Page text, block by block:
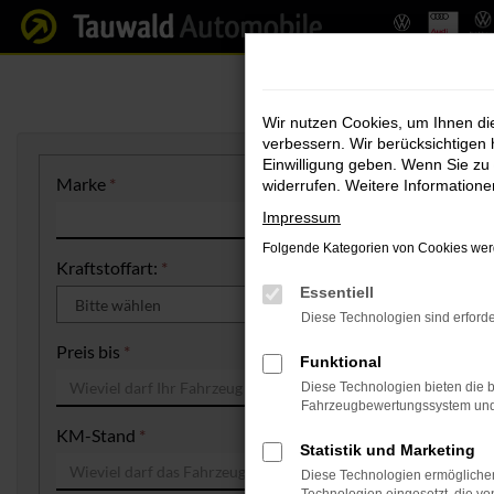
Zum
Hauptinhalt
Marke * Modell*
Kraftstoffart: *
Preis bis *
KM-Stand *
Wir nutzen Cookies, um Ihnen
verbessern. Wir
Einwilligung geben. Wenn Sie
widerrufen. Weitere
Impressum
Folgende Kategorien von Cookies
Essentiell
Diese Technologien sind
Funktional
Diese Technologien bieten die
Fahrzeugbewertungssystem
Statistik und Marketing
Diese Technologien